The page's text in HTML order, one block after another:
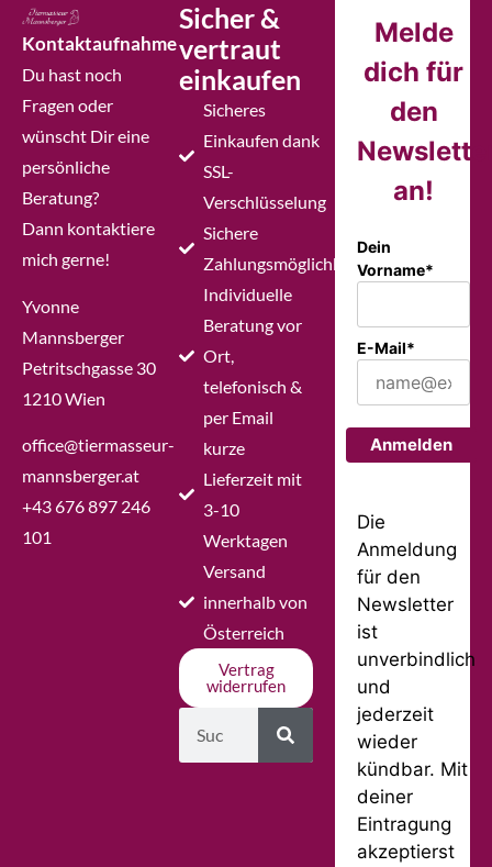
Kontaktaufnahme
Du hast noch
Fragen oder
wünscht Dir eine
persönliche
Beratung?
Dann kontaktiere
mich gerne!
Yvonne
Mannsberger
Petritschgasse 30
1210 Wien
office@tiermasseur-
mannsberger.at
+43 676 897 246
101
Sicher &
vertraut
einkaufen
Sicheres
Einkaufen dank
SSL-
Verschlüsselung
Sichere
Zahlungsmöglichkeiten
Individuelle
Beratung vor
Ort,
telefonisch &
per Email
kurze
Lieferzeit mit
3-10
Werktagen
Versand
innerhalb von
Österreich
Vertrag
widerrufen
Melde
dich für
den
an!
Dein
Vorname*
E-Mail*
Anmelden
Die
Anmeldung
für den
Newsletter
ist
unverbindlich
und
jederzeit
wieder
kündbar. Mit
deiner
Eintragung
akzeptierst